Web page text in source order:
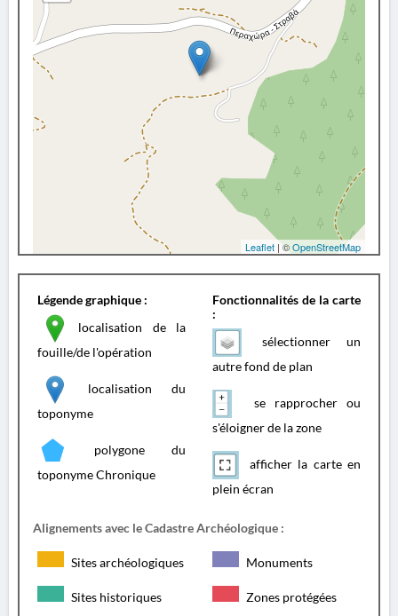
Leaflet | ©OpenStreetMap
Légende graphique :
localisation de la
fouille/de l'opération
localisation du
toponyme
polygone du
toponyme Chronique
Fonctionnalités de la carte
:
sélectionner un
autre fond de plan
se rapprocher ou
s'éloigner de la zone
afficher la carte en
plein écran
Alignements avec le Cadastre Archéologique :
Sites archéologiques Monuments
Sites historiques Zones protégées